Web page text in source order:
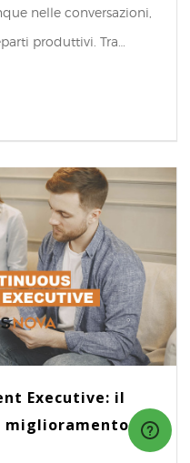
nelle conversazioni,
produttivi. Tra…
Executive: il
miglioramento